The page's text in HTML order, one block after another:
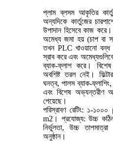
প্লাম ব্লসম আকৃতির
অন্যদিকে কার্তুজের
উপাদান হিসেবে কাজ করে।
অমেধ্য জমা হয় (চাপ বা
তখন PLC খাওয়ানো বন্ধ
স্রাব করে এবং
ব্যাক-ফ্লাশ করে।
অবশিষ্ট তরল নেই।
ঘনত্ব, পালস ব্যাক-ফ্লাশিং,
এবং বিশেষ অভ্যন্তরীণ
পেয়েছে।
পরিস্রাবণ রেটিং: ১-
m2। প্রযোজ্য: উচ্চ কঠিন
নির্ভুলতা, উচ্চ
অনুষ্ঠান।